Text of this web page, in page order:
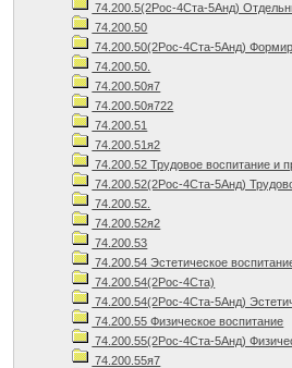
74.200.5(2Рос-4Ста-5Анд)
74.200.50
74.200.50(2Рос-4Ста-5Анд)
74.200.50.
74.200.50я7
74.200.50я722
74.200.51
74.200.51я2
74.200.52 Трудовое воспитание и
74.200.52(2Рос-4Ста-5Анд)
74.200.52.
74.200.52я2
74.200.53
74.200.54 Эстетическое
74.200.54(2Рос-4Ста)
74.200.54(2Рос-4Ста-5Анд)
74.200.55 Физическое воспитание
74.200.55(2Рос-4Ста-5Анд)
74.200.55я7